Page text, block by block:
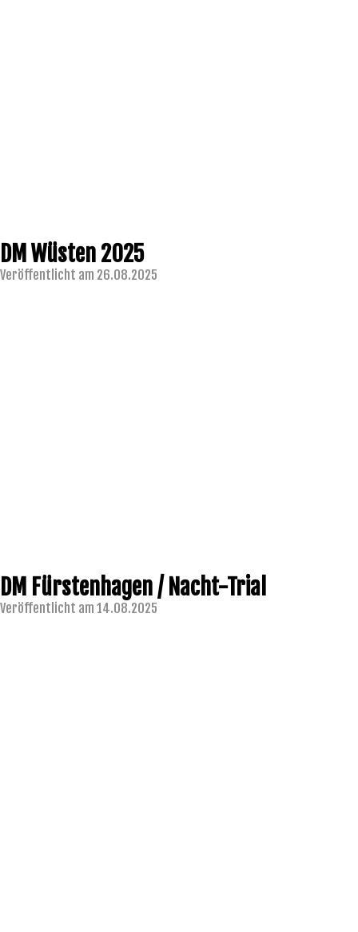
DM Wüsten 2025
Veröffentlicht am 26.08.2025
DM Fürstenhagen / Nacht-Trial
Veröffentlicht am 14.08.2025